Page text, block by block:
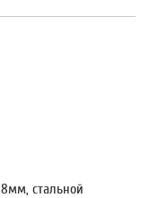
стальной